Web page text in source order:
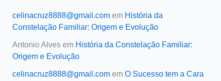
celinacruz8888@gmail.comem História da
Constelação Familiar: Origem e Evolução
Antonio Alvesem História da Constelação Familiar:
Origem e Evolução
celinacruz8888@gmail.comem O Sucesso tem a Cara